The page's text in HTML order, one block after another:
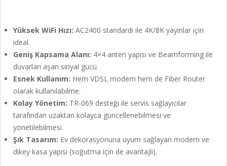
Yüksek WiFi Hızı: AC2400 standardı ile 4K/8K yayınlar için
ideal.
Geniş Kapsama Alanı: 4×4 anten yapısı ve Beamforming ile
duvarları aşan sinyal gücü.
Esnek Kullanım: Hem VDSL modem hem de Fiber Router
olarak kullanılabilme.
Kolay Yönetim: TR-069 desteği ile servis sağlayıcılar
tarafından uzaktan kolayca güncellenebilmesi ve
yönetilebilmesi.
Şık Tasarım: Ev dekorasyonuna uyum sağlayan modern ve
dikey kasa yapısı (soğutma için de avantajlı).